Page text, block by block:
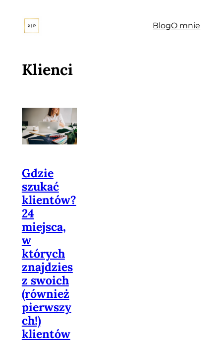
treści
BlogO mnie
Klienci
Gdzie
szukać
klientów?
24
miejsca,
w
których
znajdzies
z swoich
(również
pierwszy
ch!)
klientów